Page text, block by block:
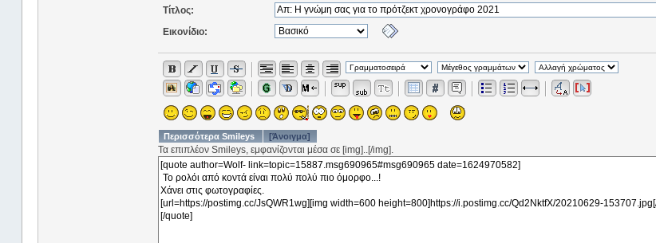
Τίτλος:
Εικονίδιο:
Περισσότερα Smileys [Άνοιγμα]
Τα επιπλέον Smileys, εμφανίζονται μέσα σε [img]..[/img].